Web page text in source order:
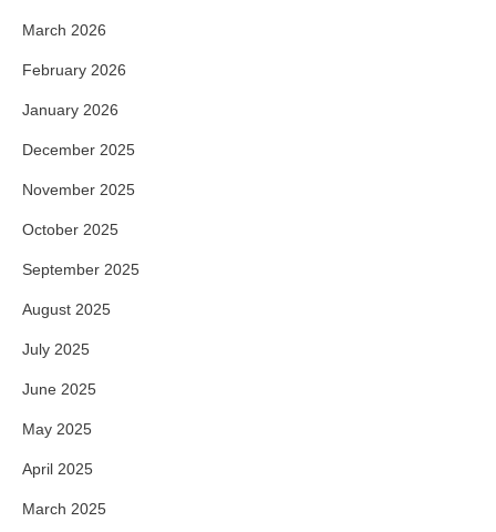
March 2026
February 2026
January 2026
December 2025
November 2025
October 2025
September 2025
August 2025
July 2025
June 2025
May 2025
April 2025
March 2025